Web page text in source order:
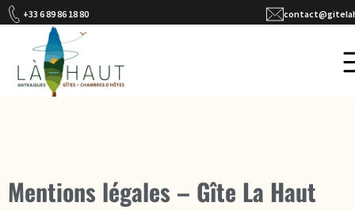
+33 6 89 86 18 80
Mentions Légales
Mentions légales – Gîte La Haut